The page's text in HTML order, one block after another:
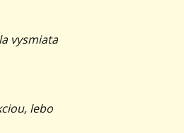
vysmiata
lebo